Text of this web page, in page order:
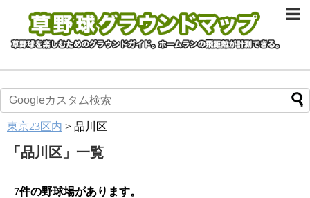
東京23区内 > 品川区
「 品川区 」 一覧
7件の野球場があります。